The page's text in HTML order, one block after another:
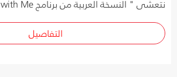
نتعشّى " النسخة العربية من برنامج Come Dine with Me
التفاصيل